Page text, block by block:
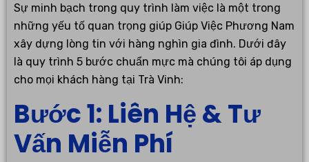
Sự minh bạch trong quy trình làm việc là một trong
những yếu tố quan trọng giúp Giúp Việc Phương Nam
xây dựng lòng tin với hàng nghìn gia đình. Dưới đây
là quy trình 5 bước chuẩn mực mà chúng tôi áp dụng
cho mọi khách hàng tại Trà Vinh:
Bước 1: Liên Hệ & Tư
Vấn Miễn Phí